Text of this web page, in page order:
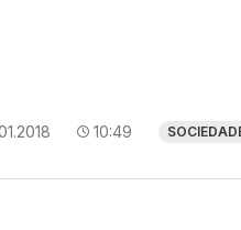
10:49